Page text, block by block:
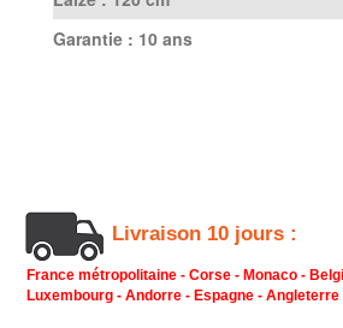
Garantie : 10 ans
Livraison 10 jours :
France métropolitaine - Corse - Monaco -
Luxembourg - Andorre - Espagne - Angleterre